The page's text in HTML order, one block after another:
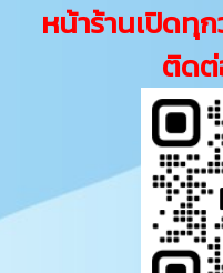
หน้าร้านเปิดทุ
ติด